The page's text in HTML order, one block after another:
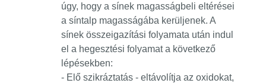
úgy, hogy a sínek magasságbeli eltérései
a síntalp magasságába kerüljenek. A
sínek összeigazítási folyamata után indul
el a hegesztési folyamat a következő
lépésekben:
- Elő szikráztatás - eltávolítja az oxidokat,